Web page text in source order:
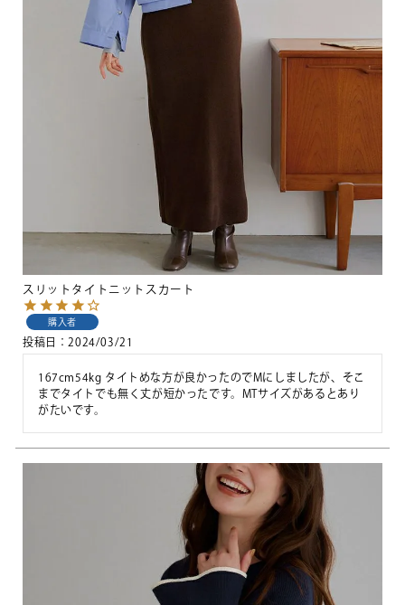
スリットタイトニットスカート
購入者
投稿日 2024/03/21
167cm54kg タイトめな方が良かったのでMにしましたが、そこ
までタイトでも無く丈が短かったです。MTサイズがあるとあり
がたいです。